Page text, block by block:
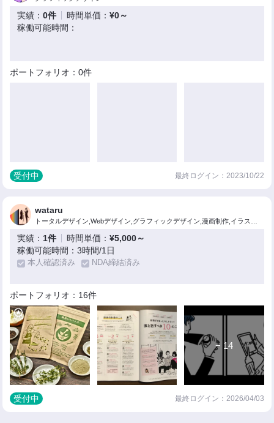
実績：0件 時間単価：¥0～
稼働可能時間：
ポートフォリオ：0件
受付中 最終ログイン：2023/10/22
wataru
実績： 1件 時間単価：¥5,000～
稼働可能時間：3時間/1日
本人確認済み NDA締結済み
ポートフォリオ：16件
+ 14
受付中 最終ログイン：2026/04/03